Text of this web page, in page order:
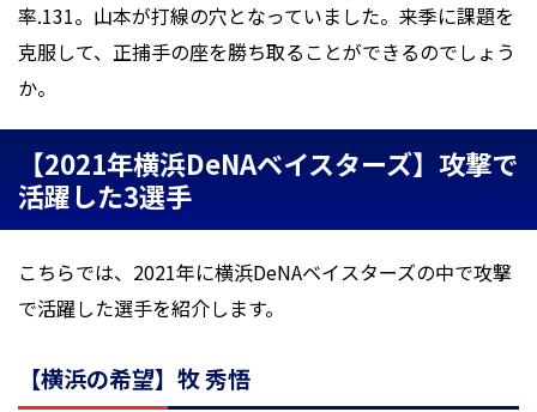
率.131。山本が打線の穴となっていました。来季に課題を
克服して、正捕手の座を勝ち取ることができるのでしょう
か。
【2021年横浜DeNAベイスターズ】攻撃で
活躍した3選手
こちらでは、2021年に横浜DeNAベイスターズの中で攻撃
で活躍した選手を紹介します。
【横浜の希望】牧 秀悟